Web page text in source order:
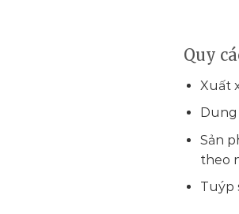
Quy
Xuất
Dung
Sản
theo
Tuýp